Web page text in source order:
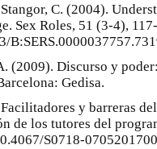
C. (2004).
Sex Roles, 51 (3-4),
(2009). Discurso y
Gedisa.
y barreras
de los tutores del
S0718-